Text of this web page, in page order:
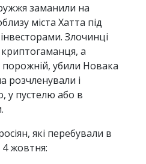
заманили на
міста Хатта під
Злочинці
а
убили Новака
розчленували і
у пустелю або в
які перебували в
4 жовтня: